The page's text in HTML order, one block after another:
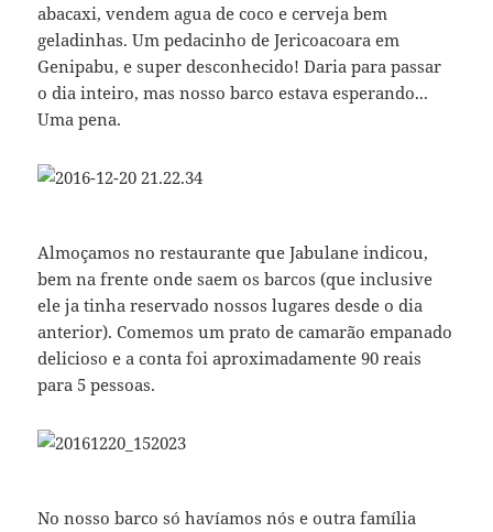
abacaxi, vendem agua de coco e cerveja bem
geladinhas. Um pedacinho de Jericoacoara em
Genipabu, e super desconhecido! Daria para passar
o dia inteiro, mas nosso barco estava esperando...
Uma pena.
Almoçamos no restaurante que Jabulane indicou,
bem na frente onde saem os barcos (que inclusive
ele ja tinha reservado nossos lugares desde o dia
anterior). Comemos um prato de camarão empanado
delicioso e a conta foi aproximadamente 90 reais
para 5 pessoas.
No nosso barco só havíamos nós e outra família